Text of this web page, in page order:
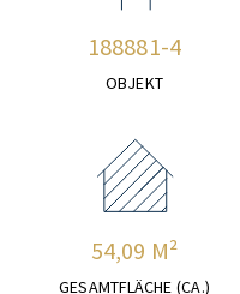
188881-4
OBJEKT
54,09 M²
GESAMTFLÄCHE (CA.)